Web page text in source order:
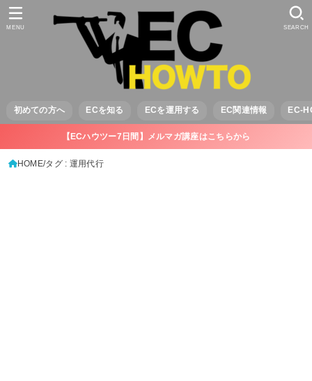
初めての方へ ECを知る ECを運用する EC関連情報 EC-
SEARCH
MENU
【ECハウツー7日間】メルマガ講座はこちらから
HOME タグ : 運用代行